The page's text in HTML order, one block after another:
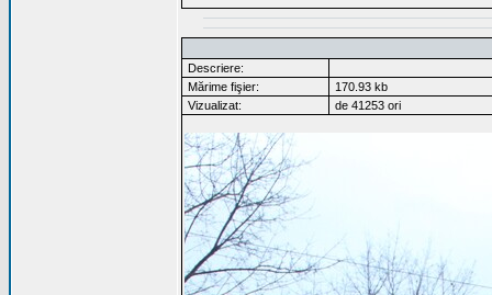
Descriere:
Mărime fişier:
170.93 kb
Vizualizat:
de 41253 ori